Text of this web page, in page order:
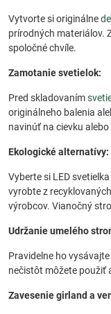
Vytvorte si originálne
prírodných materiálov.
spoločné chvíle.
Zamotanie svetielok:
Pred skladovaním
originálneho balenia
navinúť na cievku
Ekologické alternatívy:
Vyberte si LED
vyrobte z
výrobcov. Vianočný
Udržanie umelého
Pravidelne ho
nečistôt môžete použiť
Zavesenie girland a